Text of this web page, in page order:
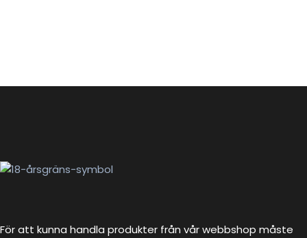
För att kunna handla produkter från vår webbshop måste